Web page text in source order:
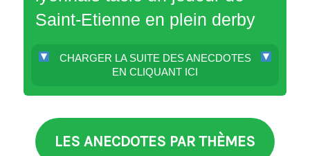
Saint-Etienne en plein derby
CHARGER LA SUITE DES ANECDOTES
EN CLIQUANT ICI
LES ANECDOTES PAR THÈMES